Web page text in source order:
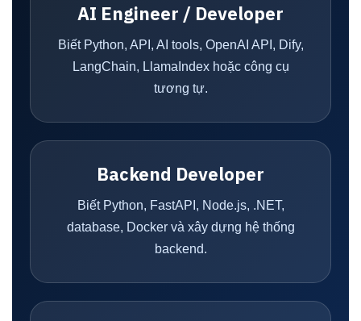
AI Engineer / Developer
Biết Python, API, AI tools, OpenAI API, Dify,
LangChain, LlamaIndex hoặc công cụ
tương tự.
Backend Developer
Biết Python, FastAPI, Node.js, .NET,
database, Docker và xây dựng hệ thống
backend.